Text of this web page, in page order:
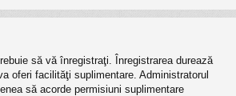
să vă înregistraţi. Înregistrarea durează
oferi facilităţi suplimentare. Administratorul
să acorde permisiuni suplimentare